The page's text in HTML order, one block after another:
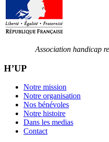
Association handicap
H’UP
Notre mission
Notre organisation
Nos bénévoles
Notre histoire
Dans les medias
Contact